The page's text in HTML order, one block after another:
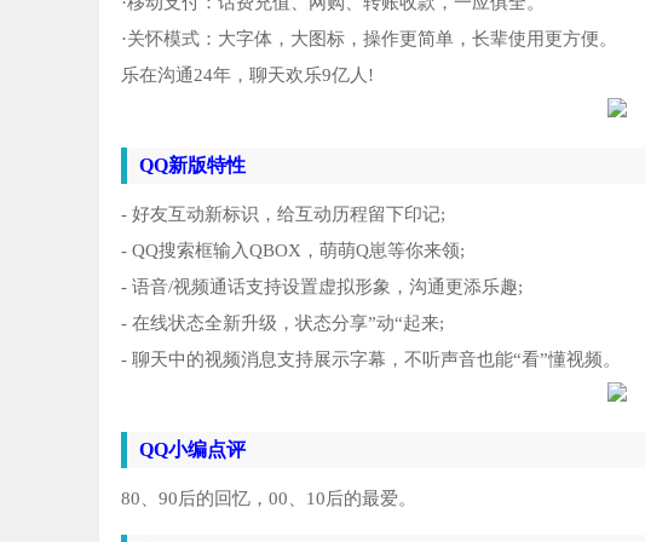
·关怀模式：大字体，大图标，操作更简单，长辈使用更方便。
乐在沟通24年，聊天欢乐9亿人!
QQ新版特性
- 好友互动新标识，给互动历程留下印记;
- QQ搜索框输入QBOX，萌萌Q崽等你来领;
- 语音/视频通话支持设置虚拟形象，沟通更添乐趣;
- 在线状态全新升级，状态分享”动“起来;
- 聊天中的视频消息支持展示字幕，不听声音也能“看”懂视频。
QQ小编点评
80、90后的回忆，00、10后的最爱。